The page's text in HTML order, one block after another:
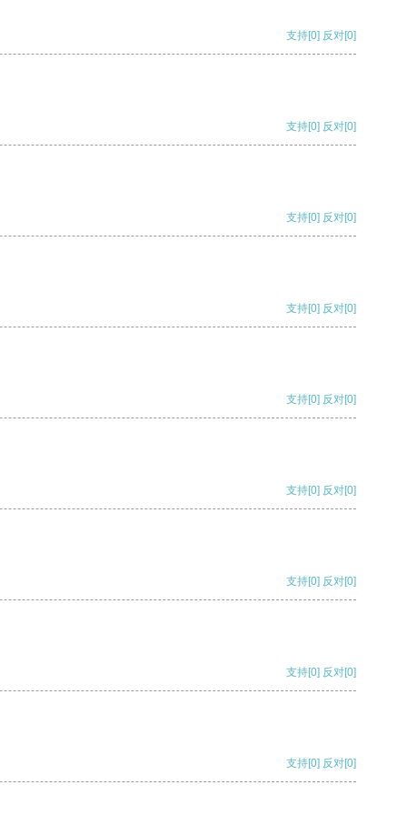
支持[0] 反对[0]
支持[0] 反对[0]
支持[0] 反对[0]
支持[0] 反对[0]
支持[0] 反对[0]
支持[0] 反对[0]
支持[0] 反对[0]
支持[0] 反对[0]
支持[0] 反对[0]